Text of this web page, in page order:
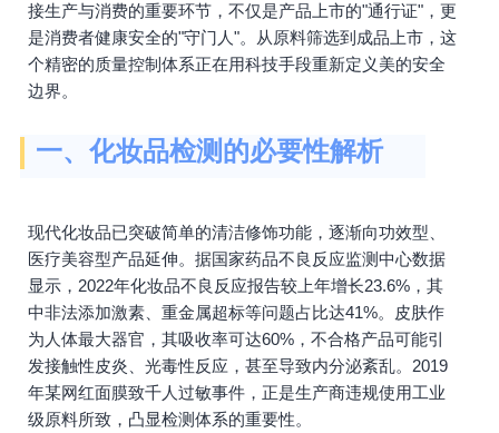
接生产与消费的重要环节，不仅是产品上市的"通行证"，更
是消费者健康安全的"守门人"。从原料筛选到成品上市，这
个精密的质量控制体系正在用科技手段重新定义美的安全
边界。
一、化妆品检测的必要性解析
现代化妆品已突破简单的清洁修饰功能，逐渐向功效型、
医疗美容型产品延伸。据国家药品不良反应监测中心数据
显示，2022年化妆品不良反应报告较上年增长23.6%，其
中非法添加激素、重金属超标等问题占比达41%。皮肤作
为人体最大器官，其吸收率可达60%，不合格产品可能引
发接触性皮炎、光毒性反应，甚至导致内分泌紊乱。2019
年某网红面膜致千人过敏事件，正是生产商违规使用工业
级原料所致，凸显检测体系的重要性。